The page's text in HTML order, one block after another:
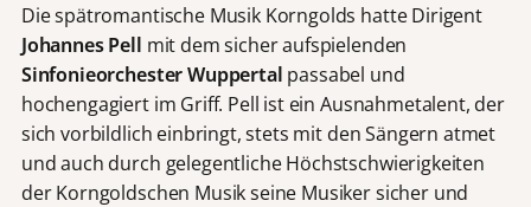
Die spätromantische Musik Korngolds hatte Dirigent
Johannes Pell mit dem sicher aufspielenden
Sinfonieorchester Wuppertal passabel und
hochengagiert im Griff. Pell ist ein Ausnahmetalent, der
sich vorbildlich einbringt, stets mit den Sängern atmet
und auch durch gelegentliche Höchstschwierigkeiten
der Korngoldschen Musik seine Musiker sicher und